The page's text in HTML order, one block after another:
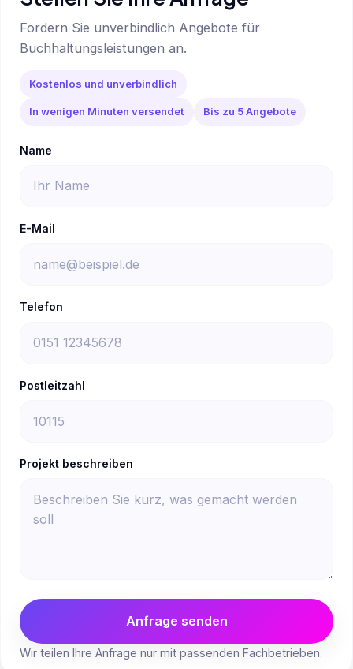
Fordern Sie unverbindlich Angebote für
Buchhaltungsleistungen an.
Kostenlos und unverbindlich
In wenigen Minuten versendet Bis zu 5 Angebote
Name
E-Mail
Telefon
Postleitzahl
Projekt beschreiben
Anfrage senden
Wir teilen Ihre Anfrage nur mit passenden Fachbetrieben.